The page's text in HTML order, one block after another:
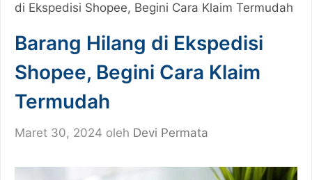
di Ekspedisi Shopee, Begini Cara Klaim Termudah
Barang Hilang di Ekspedisi
Shopee, Begini Cara Klaim
Termudah
Maret 30, 2024 oleh Devi Permata